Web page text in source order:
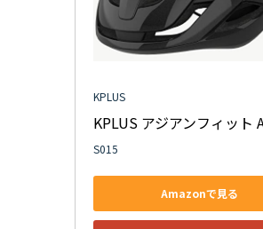
KPLUS
KPLUS アジアンフィット
S015
Amazonで見る